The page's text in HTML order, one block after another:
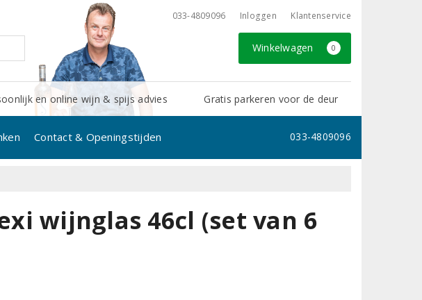
033-4809096 Inloggen Klantenservice
Winkelwagen 0
en online wijn & spijs advies Gratis parkeren voor de deur
Contact & Openingstijden 033-4809096
wijnglas 46cl (set van 6